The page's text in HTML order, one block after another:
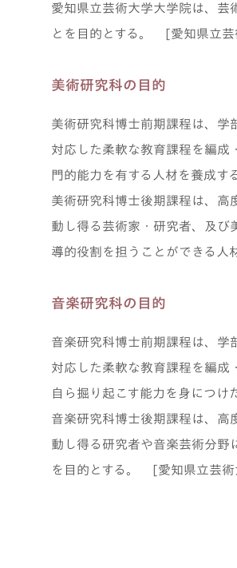
愛知県立芸術大学大学院は、芸
とを目的とする。 [愛知県立芸
美術研究科の目的
美術研究科博士前期課程は、学
対応した柔軟な教育課程を編成
門的能力を有する人材を養成
美術研究科博士後期課程は、高
動し得る芸術家・研究者、及び
導的役割を担うことができる
音楽研究科の目的
音楽研究科博士前期課程は、学
対応した柔軟な教育課程を編成
自ら掘り起こす能力を身につ
音楽研究科博士後期課程は、高
動し得る研究者や音楽芸術分野
を目的とする。 [愛知県立芸